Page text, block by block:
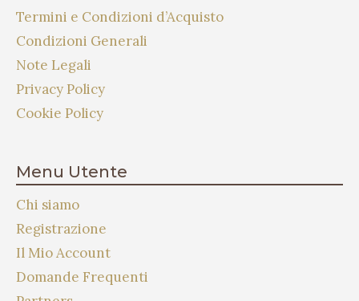
Termini e Condizioni d’Acquisto
Condizioni Generali
Note Legali
Privacy Policy
Cookie Policy
Menu Utente
Chi siamo
Registrazione
Il Mio Account
Domande Frequenti